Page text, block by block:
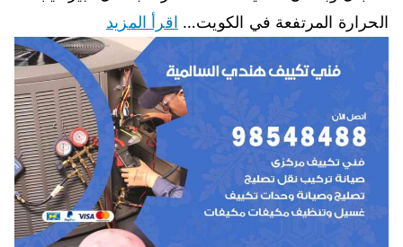
الحرارة المرتفعة في الكويت… اقرأ المزيد